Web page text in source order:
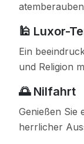
🕌 Luxor-
Ein
und Religion
🌅 Nilfahrt
Genießen Sie
herrlicher